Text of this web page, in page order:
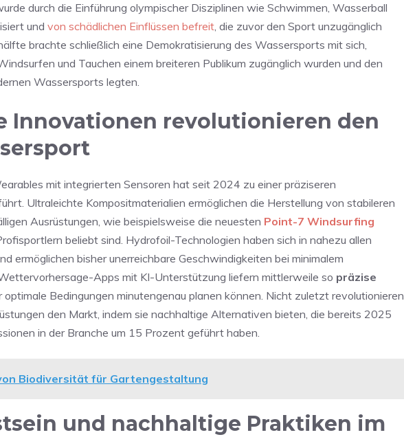
durch die Einführung olympischer Disziplinen wie Schwimmen, Wasserball
und von schädlichen Einflüssen befreit, die zuvor den Sport unzugänglich
brachte schließlich eine Demokratisierung des Wassersports mit sich,
und Tauchen einem breiteren Publikum zugänglich wurden und den
Wassersports legten.
Innovationen revolutionieren den
mit integrierten Sensoren hat seit 2024 zu einer präziseren
Ultraleichte Kompositmaterialien ermöglichen die Herstellung von stabileren
Ausrüstungen, wie beispielsweise die neuesten Point-7 Windsurfing
beliebt sind. Hydrofoil-Technologien haben sich in nahezu allen
ermöglichen bisher unerreichbare Geschwindigkeiten bei minimalem
Apps mit KI-Unterstützung liefern mittlerweile so präzise
Bedingungen minutengenau planen können. Nicht zuletzt revolutionieren
den Markt, indem sie nachhaltige Alternativen bieten, die bereits 2025
in der Branche um 15 Prozent geführt haben.
Biodiversität für Gartengestaltung
und nachhaltige Praktiken im